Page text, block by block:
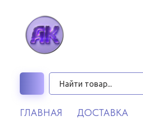
ГЛАВНАЯ ДОСТАВКА